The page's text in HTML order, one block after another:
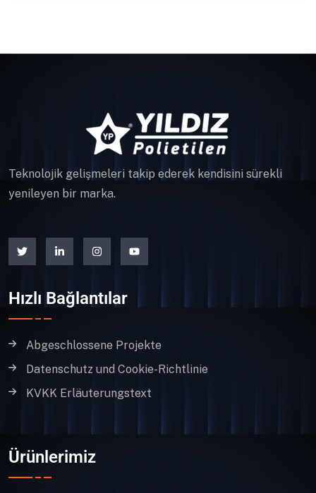
Teknolojik gelişmeleri takip ederek kendisini sürekli
yenileyen bir marka.
Hızlı Bağlantılar
Abgeschlossene Projekte
Datenschutz und Cookie-Richtlinie
KVKK Erläuterungstext
Ürünlerimiz